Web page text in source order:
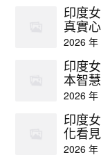
印度
真實
2026 年
印度
本智
2026 年
印度
化看
2026 年